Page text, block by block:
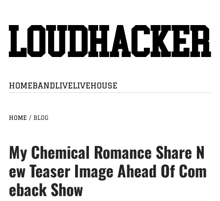
HOMEBANDLIVELIVEHOUSE
HOME / BLOG
My Chemical Romance Share N
ew Teaser Image Ahead Of Com
eback Show